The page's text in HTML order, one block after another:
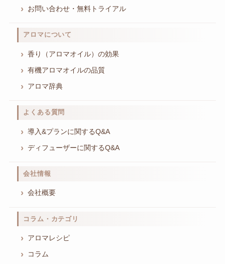
お問い合わせ・無料トライアル
アロマについて
香り（アロマオイル）の効果
有機アロマオイルの品質
アロマ辞典
よくある質問
導入&プランに関するQ&A
ディフューザーに関するQ&A
会社情報
会社概要
コラム・カテゴリ
アロマレシピ
コラム